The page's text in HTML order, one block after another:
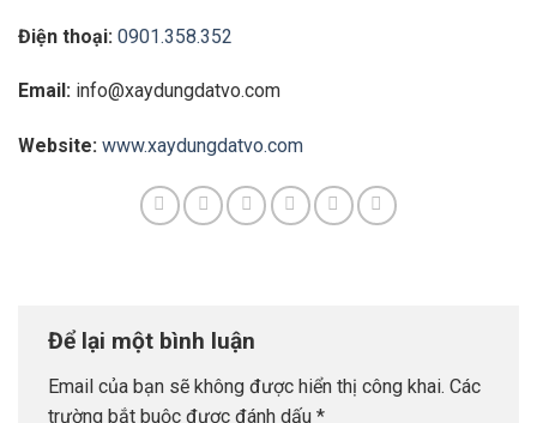
Điện thoại: 0901.358.352
Email: info@xaydungdatvo.com
Website: www.xaydungdatvo.com
Để lại một bình luận
Email của bạn sẽ không được hiển thị công khai. Các
trường bắt buộc được đánh dấu *